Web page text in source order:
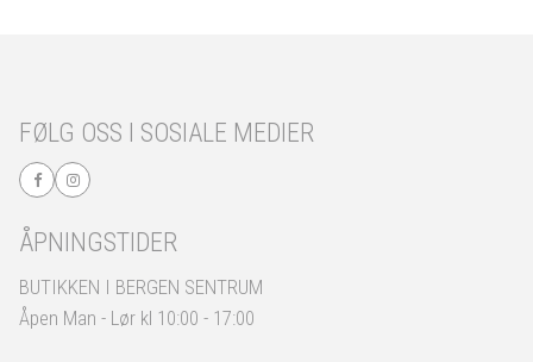
FØLG OSS I SOSIALE MEDIER
ÅPNINGSTIDER
BUTIKKEN I BERGEN SENTRUM
Åpen Man - Lør kl 10:00 - 17:00